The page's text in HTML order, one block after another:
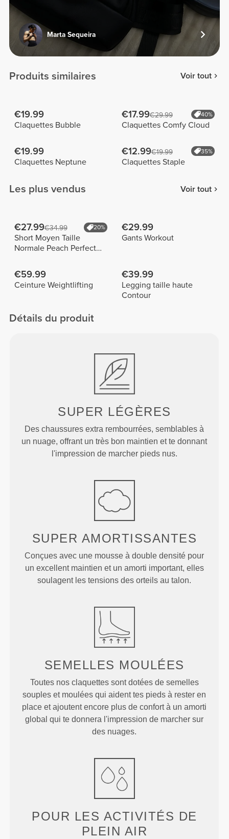
Marta Sequeira
Produits similaires Voir tout
€19.99
Claquettes Bubble
€17.99€29.99 40%
Claquettes Comfy Cloud
€19.99
Claquettes Neptune
€12.99€19.99 35%
Claquettes Staple
Les plus vendus Voir tout
€27.99€34.99 20%
Short Moyen Taille
Normale Peach Perfect
€29.99
Gants Workout
€59.99
Ceinture Weightlifting
€39.99
Legging taille haute
Contour
Détails du produit
SUPER LÉGÈRES
Des chaussures extra rembourrées, semblables à
un nuage, offrant un très bon maintien et te donnant
l'impression de marcher pieds nus.
SUPER AMORTISSANTES
Conçues avec une mousse à double densité pour
un excellent maintien et un amorti important, elles
soulagent les tensions des orteils au talon.
SEMELLES MOULÉES
Toutes nos claquettes sont dotées de semelles
souples et moulées qui aident tes pieds à rester en
place et ajoutent encore plus de confort à un amorti
global qui te donnera l'impression de marcher sur
des nuages.
POUR LES ACTIVITÉS DE
PLEIN AIR